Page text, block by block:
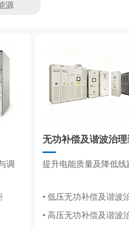
源
调
无功补偿及谐波治
提升电能质量及降低线
• 低压无功补偿及谐波
• 高压无功补偿及谐波
能
节能改造
抽油机、造纸真空泵专
• 抽油机节能变频系统
• 造纸厂水环真空泵稳